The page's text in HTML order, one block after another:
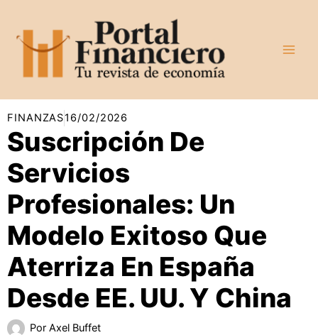
contenido
FINANZAS16/02/2026
Suscripción De
Servicios
Profesionales: Un
Modelo Exitoso Que
Aterriza En España
Desde EE. UU. Y China
Por Axel Buffet